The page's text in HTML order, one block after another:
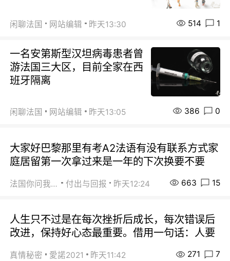
闲聊法国 网站编辑 昨天13:30 514 1
一名安第斯型汉坦病毒患者曾
游法国三大区，目前全家在西
班牙隔离
闲聊法国 网站编辑 昨天13:05 386 0
大家好巴黎那里有考A2法语有没有联系方式家
庭居留第一次拿过来是一年的下次换要不要
法国你问我答 付出与回报 昨天12:24 663 15
人生只不过是在每次挫折后成长，每次错误后
改进，保持好心态最重要。借用一句话：人要
真情秘密 愛諾2021 昨天11:42 271 7